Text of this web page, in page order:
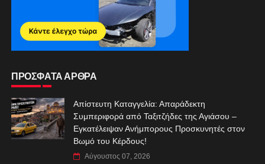
ΠΡΟΣΦΑΤΑ ΑΡΘΡΑ
Απίστευτη Καταγγελία: Απαράδεκτη
Συμπεριφορά από Ταξιτζήδες της Αγιάσου –
Εγκατέλειψαν Ανήμπορους Προσκυνητές στον
Βωμό του Κέρδους!
Αύγουστος 07, 2026